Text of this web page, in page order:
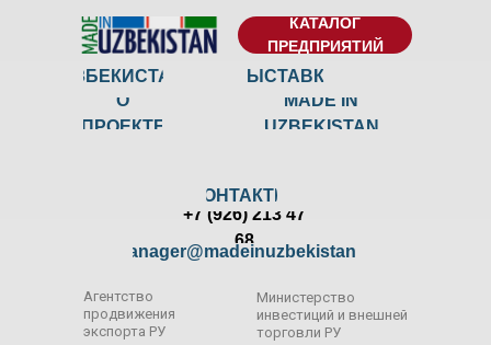
УЗБЕКИСТАН
О
ПРОЕКТЕ
+7 (926) 213 47
68
КОНТАКТЫ
manager@madeinuzbekistan.ru
Агентство
продвижения
экспорта РУ
Министерство
инвестиций и внешней
торговли РУ
ВЫСТАВКИ
MADE IN
UZBEKISTAN
КАТАЛОГ
ПРЕДПРИЯТИЙ